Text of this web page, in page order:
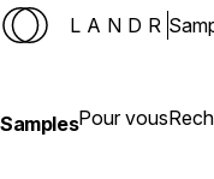
LANDR
SamplesPour vous